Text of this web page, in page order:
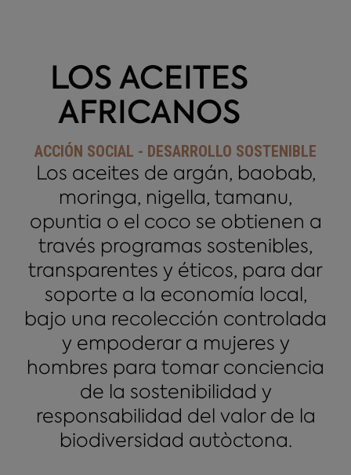
LOS ACEITES
AFRICANOS
ACCIÓN SOCIAL - DESARROLLO SOSTENIBLE
Los aceites de argán, baobab,
moringa, nigella, tamanu,
opuntia o el coco se obtienen a
través programas sostenibles,
transparentes y éticos, para dar
soporte a la economía local,
bajo una recolección controlada
y empoderar a mujeres y
hombres para tomar conciencia
de la sostenibilidad y
responsabilidad del valor de la
biodiversidad autòctona.